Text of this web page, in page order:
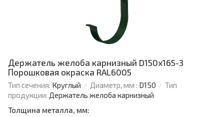
Держатель желоба карнизный D150х165-3
Порошковая окраска RAL6005
Тип сечения: Круглый Диаметр, мм : D150
Тип
продукции: Держатель желоба карнизный
Толщина металла, мм: